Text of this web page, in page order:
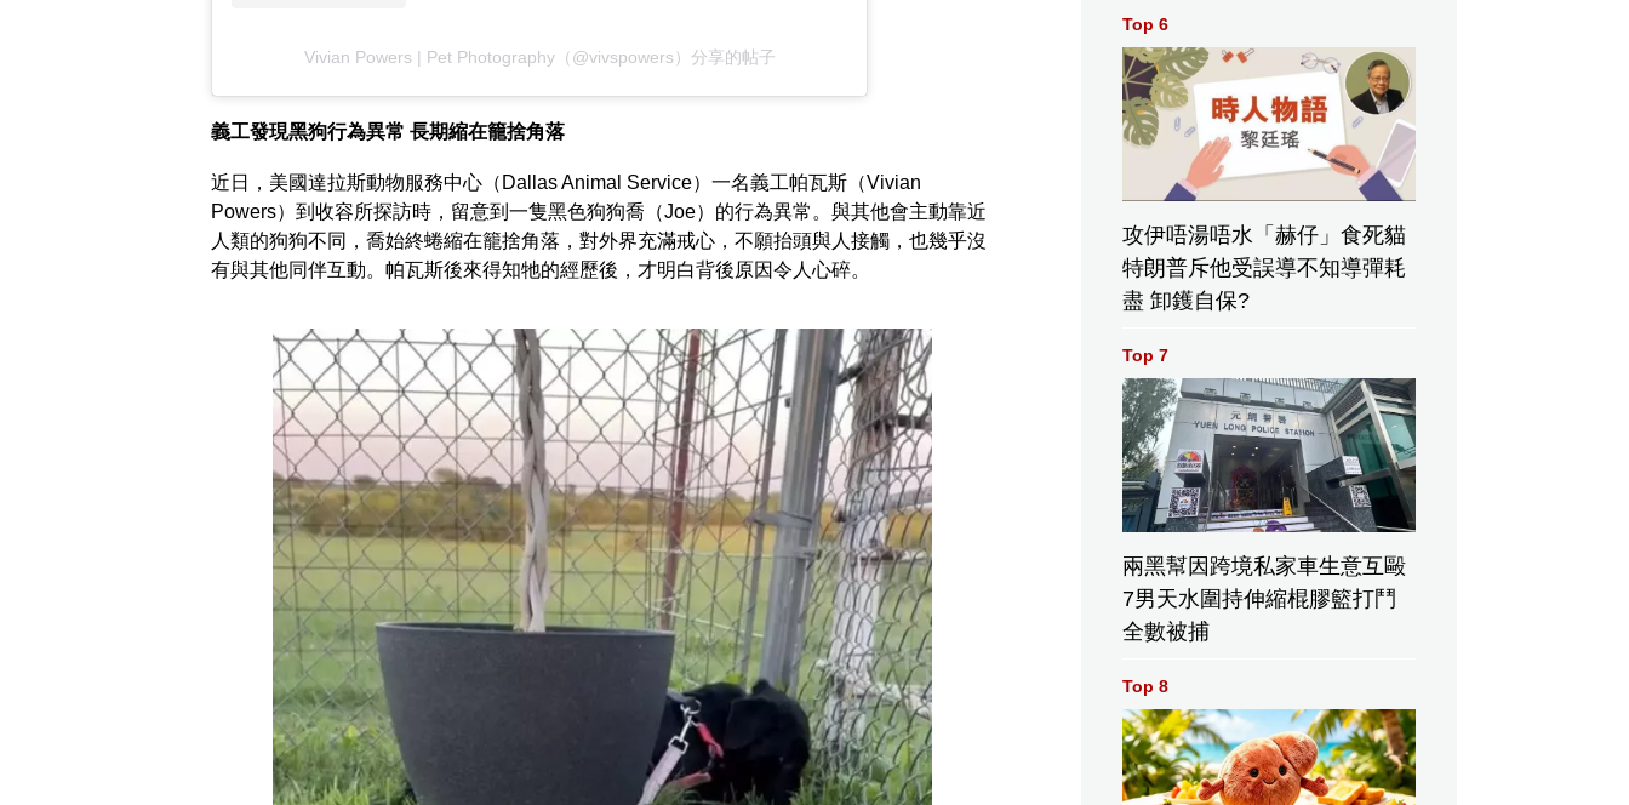
Vivian Powers | Pet Photography（@vivspowers）分享的帖子
義工發現黑狗行為異常 長期縮在籠捨角落
近日，美國達拉斯動物服務中心（Dallas Animal Service）一名義工帕瓦斯（Vivian
Powers）到收容所探訪時，留意到一隻黑色狗狗喬（Joe）的行為異常。與其他會主動靠近
人類的狗狗不同，喬始終蜷縮在籠捨角落，對外界充滿戒心，不願抬頭與人接觸，也幾乎沒
有與其他同伴互動。帕瓦斯後來得知牠的經歷後，才明白背後原因令人心碎。
Top 6
攻伊唔湯唔水「赫仔」食死貓
特朗普斥他受誤導不知導彈耗
盡 卸鑊自保?
Top 7
兩黑幫因跨境私家車生意互毆
7男天水圍持伸縮棍膠籃打鬥
全數被捕
Top 8